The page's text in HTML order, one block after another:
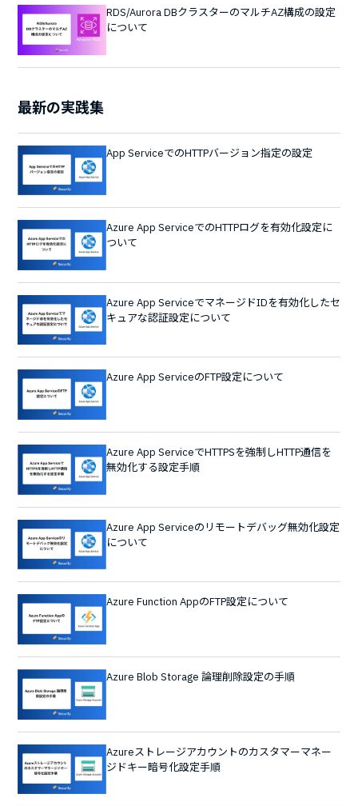
RDS/Aurora DBクラスターのマルチAZ構成の設定
について
最新の実践集
App ServiceでのHTTPバージョン指定の設定
Azure App ServiceでのHTTPログを有効化設定に
ついて
Azure App ServiceでマネージドIDを有効化したセ
キュアな認証設定について
Azure App ServiceのFTP設定について
Azure App ServiceでHTTPSを強制しHTTP通信を
無効化する設定手順
Azure App Serviceのリモートデバッグ無効化設定
について
Azure Function AppのFTP設定について
Azure Blob Storage 論理削除設定の手順
Azureストレージアカウントのカスタマーマネー
ジドキー暗号化設定手順